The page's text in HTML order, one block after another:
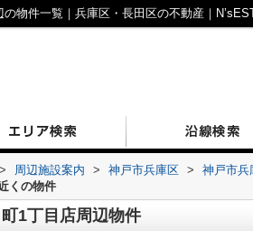
物件一覧｜兵庫区・長田区の不動産｜
> 周辺施設案内 > 神戸市兵庫区 > 神戸市兵
くの物件
1丁目店周辺物件